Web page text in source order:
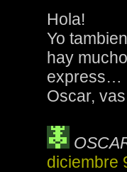
Hola!
Yo
hay
express…
Oscar,
diciembre